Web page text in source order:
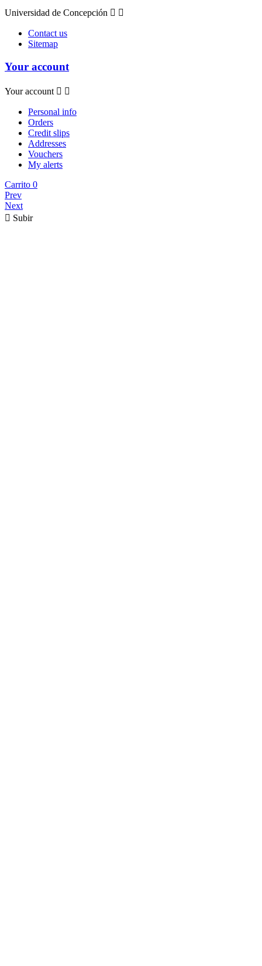
Universidad de Concepción  
Contact us
Sitemap
Your account
Your account  
Personal info
Orders
Credit slips
Addresses
Vouchers
My alerts
Carrito 0
Prev
Next
 Subir